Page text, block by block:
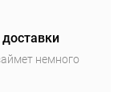
немного